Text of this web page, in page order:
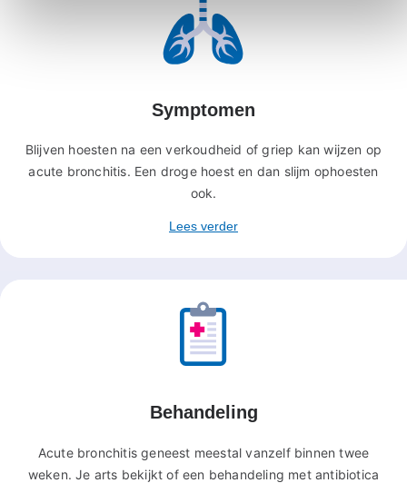
Symptomen
Blijven hoesten na een verkoudheid of griep kan wijzen op
acute bronchitis. Een droge hoest en dan slijm ophoesten
ook.
Lees verder
Behandeling
Acute bronchitis geneest meestal vanzelf binnen twee
weken. Je arts bekijkt of een behandeling met antibiotica